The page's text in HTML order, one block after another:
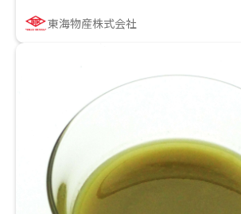
東海物産株式会社